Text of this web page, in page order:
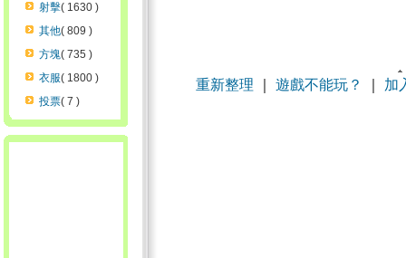
射擊( 1630 )
其他( 809 )
方塊( 735 )
衣服( 1800 )
投票( 7 )
重新整理 遊戲不能玩？ 加